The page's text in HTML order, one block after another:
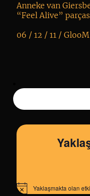
Anneke van
“Feel Alive”
06 / 12 / 11 / GlooM
Notice Yaklaşmakta olan